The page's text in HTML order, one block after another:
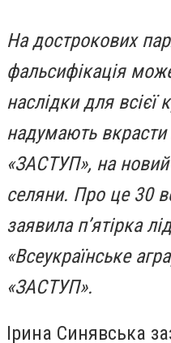
На дострокових
фальсифікація
наслідки для всієї
надумають вкрасти
«ЗАСТУП», на
селяни. Про це 30
заявила п’ятірка
«Всеукраїнське
«ЗАСТУП».
Ірина Синявська